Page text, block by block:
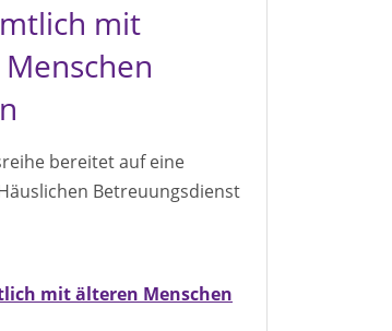
mit
bereitet auf eine
Betreuungsdienst
mit älteren Menschen